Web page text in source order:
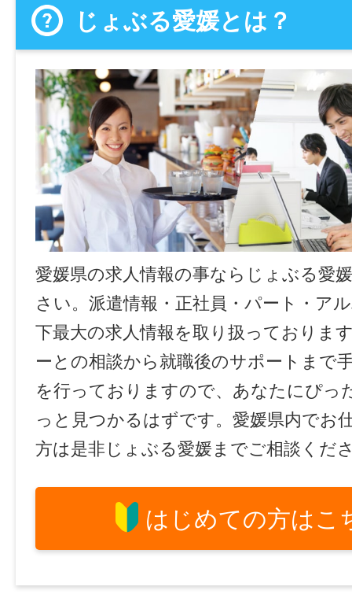
じょぶる愛媛とは？
愛媛県の求人情報の事ならじょぶる愛
さい。派遣情報・正社員・パート・ア
下最大の求人情報を取り扱っておりま
ーとの相談から就職後のサポートまで
を行っておりますので、あなたにぴっ
っと見つかるはずです。愛媛県内でお
方は是非じょぶる愛媛までご相談くだ
はじめての方はこ